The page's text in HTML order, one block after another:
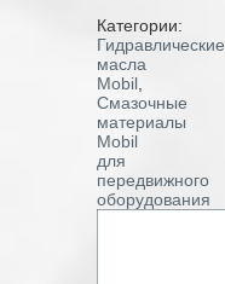
Категории:
Гидравлические
масла
Mobil,
Смазочные
материалы
Mobil
для
передвижного
оборудования